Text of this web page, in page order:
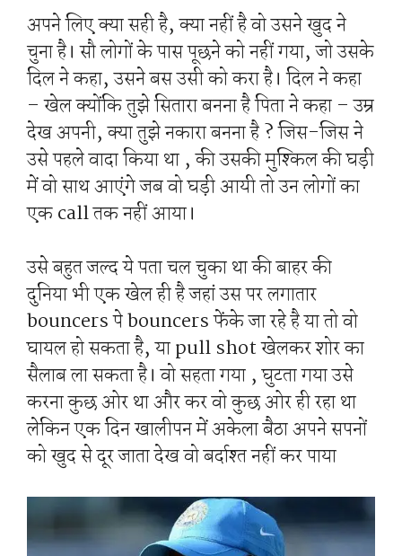
अपने लिए क्या सही है, क्या नहीं है वो उसने खुद ने
चुना है। सौ लोगों के पास पूछने को नहीं गया, जो उसके
दिल ने कहा, उसने बस उसी को करा है। दिल ने कहा
– खेल क्योंकि तुझे सितारा बनना है पिता ने कहा – उम्र
देख अपनी, क्या तुझे नकारा बनना है ? जिस-जिस ने
उसे पहले वादा किया था , की उसकी मुश्किल की घड़ी
में वो साथ आएंगे जब वो घड़ी आयी तो उन लोगों का
एक call तक नहीं आया।
उसे बहुत जल्द ये पता चल चुका था की बाहर की
दुनिया भी एक खेल ही है जहां उस पर लगातार
bouncers पे bouncers फेंके जा रहे है या तो वो
घायल हो सकता है, या pull shot खेलकर शोर का
सैलाब ला सकता है। वो सहता गया , घुटता गया उसे
करना कुछ ओर था और कर वो कुछ ओर ही रहा था
लेकिन एक दिन खालीपन में अकेला बैठा अपने सपनों
को खुद से दूर जाता देख वो बर्दाश्त नहीं कर पाया